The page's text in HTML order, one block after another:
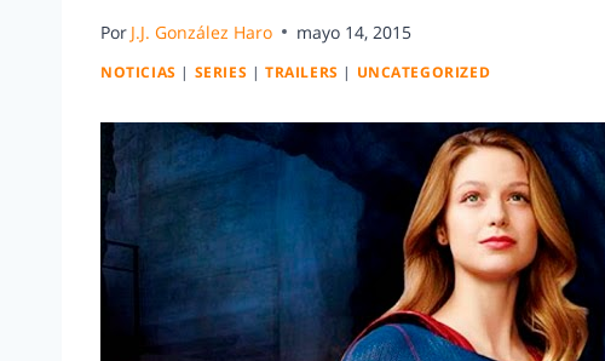
Por J.J. González Haro mayo 14, 2015
NOTICIAS | SERIES | TRAILERS | UNCATEGORIZED